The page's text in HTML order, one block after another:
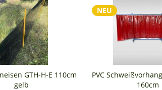
GTH-H-E 110cm
gelb
NEU
PVC
160cm